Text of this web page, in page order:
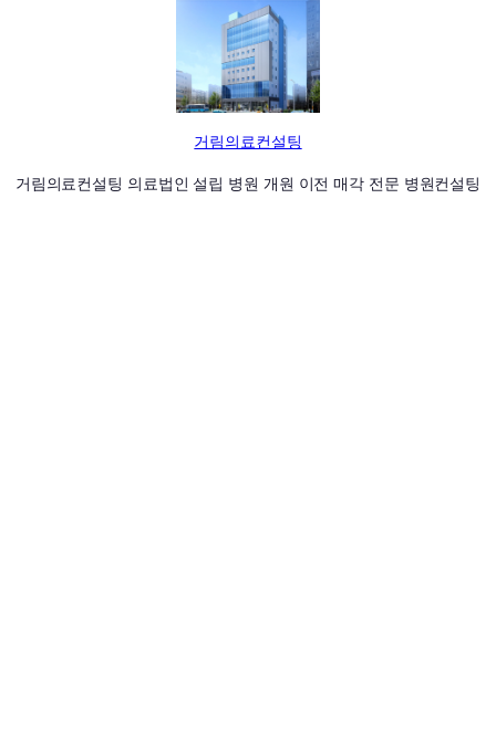
거림의료컨설팅
거림의료컨설팅 의료법인 설립 병원 개원 이전 매각 전문 병원컨설팅